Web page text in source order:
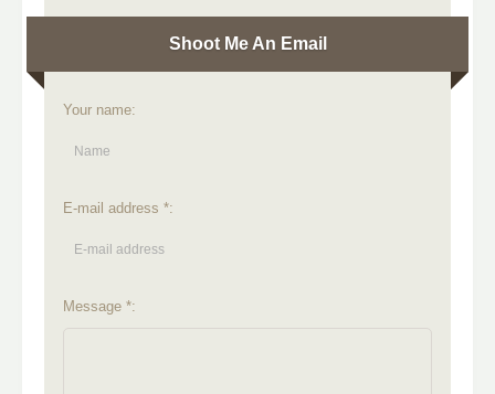
Shoot Me An Email
Your name:
E-mail address *:
Message *: